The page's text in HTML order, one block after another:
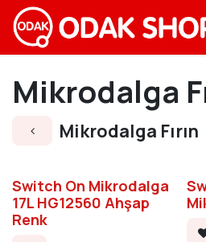
İçereği Atla
Mikrodalga
Mikrodalga Fırın
Switch On Mikrodalga
17L HG12560 Ahşap
Renk